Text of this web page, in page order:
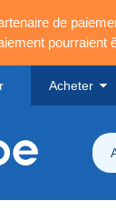
de
pourraient
Acheter